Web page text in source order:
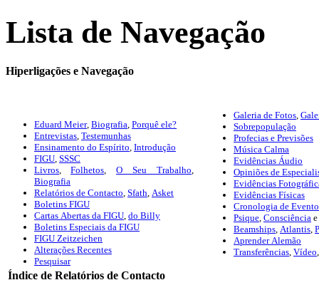
Lista de Navegação
Hiperligações e Navegação
Eduard Meier, Biografia, Porquê ele?
Entrevistas, Testemunhas
Ensinamento do Espírito, Introdução
FIGU, SSSC
Livros, Folhetos, O Seu Trabalho,
Biografia
Relatórios de Contacto, Sfath, Asket
Boletins FIGU
Cartas Abertas da FIGU, do Billy
Boletins Especiais da FIGU
FIGU Zeitzeichen
Alterações Recentes
Pesquisar
Galeria de Fotos
Sobrepopulação
Profecias e Previsões
Música Calma
Evidências Áudio
Opiniões de
Evidências
Evidências Físicas
Cronologia de
Psique Consciência e
Beamships Atlantis
Aprender Alemão
Transferências Vídeo
Índice de Relatórios de Contacto